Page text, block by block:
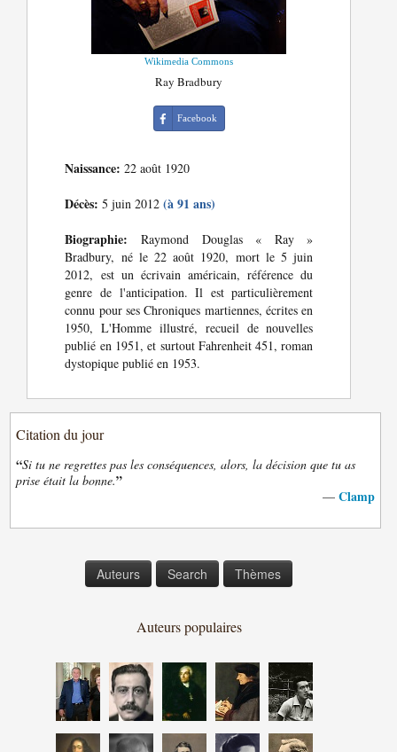
Wikimedia Commons
Ray Bradbury
Facebook
Naissance: 22 août 1920
Décès: 5 juin 2012(à 91 ans)
Biographie: Raymond Douglas « Ray »
Bradbury, né le 22 août 1920, mort le 5 juin
2012, est un écrivain américain, référence du
genre de l'anticipation. Il est particulièrement
connu pour ses Chroniques martiennes, écrites en
1950, L'Homme illustré, recueil de nouvelles
publié en 1951, et surtout Fahrenheit 451, roman
dystopique publié en 1953.
Citation du jour
“Si tu ne regrettes pas les conséquences, alors, la décision que tu as
prise était la bonne.”
— Clamp
Auteurs Search Thèmes
Auteurs populaires